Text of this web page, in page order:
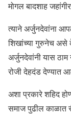
मोगल बादशाह
त्याने अर्जुनदेवांना
शिखांच्या गुरुनेच
अर्जुनदेवांनी यास
रोजी देहदंड देण्यात
अशा प्रकारे शहिद
समाज पुढील काळात